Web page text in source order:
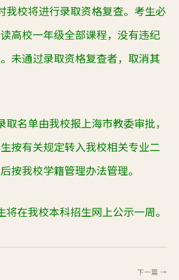
我校将进行录取资格复查。考生必
高校一年级全部课程，没有违纪
未通过录取资格复查者，取消其
取名单由我校报上海市教委审批，
按有关规定转入我校相关专业二
按我校学籍管理办法管理。
将在我校本科招生网上公示一周。
下一篇 →